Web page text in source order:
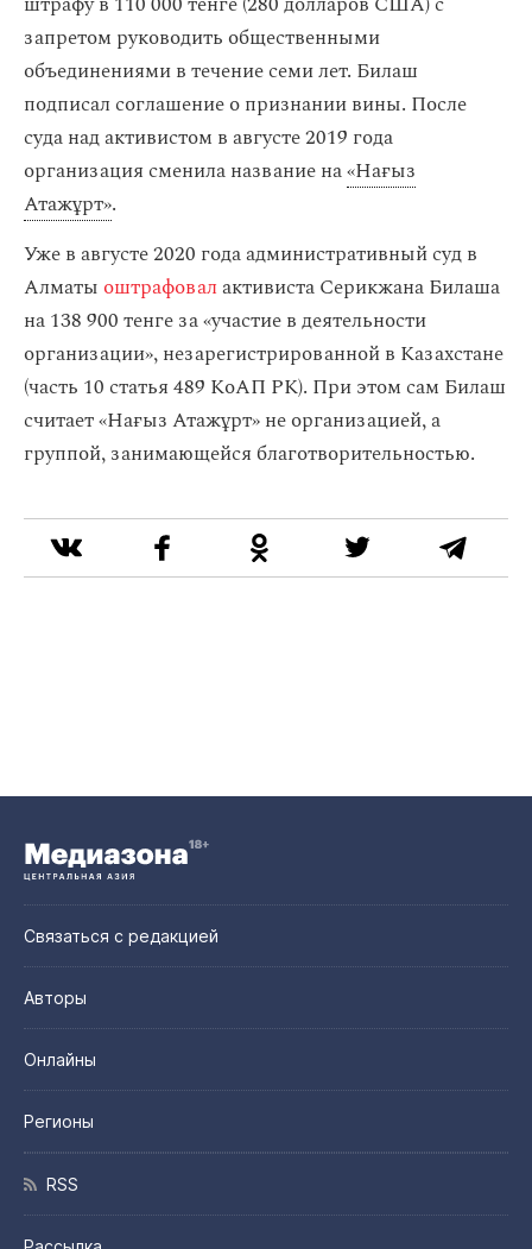
запретом руководить общественными
объединениями в течение семи лет. Билаш
подписал соглашение о признании вины. После
суда над активистом в августе 2019 года
организация сменила название на«Нағыз
Атажұрт».
Уже в августе 2020 года административный суд в
Алматы оштрафовалактивиста Серикжана Билаша
на 138 900 тенге за «участие в деятельности
организации», незарегистрированной в Казахстане
(часть 10 статья 489 КоАП РК). При этом сам Билаш
считает «Нағыз Атажұрт» не организацией, а
группой, занимающейся благотворительностью.
Связаться с редакцией
Авторы
Онлайны
Регионы
RSS